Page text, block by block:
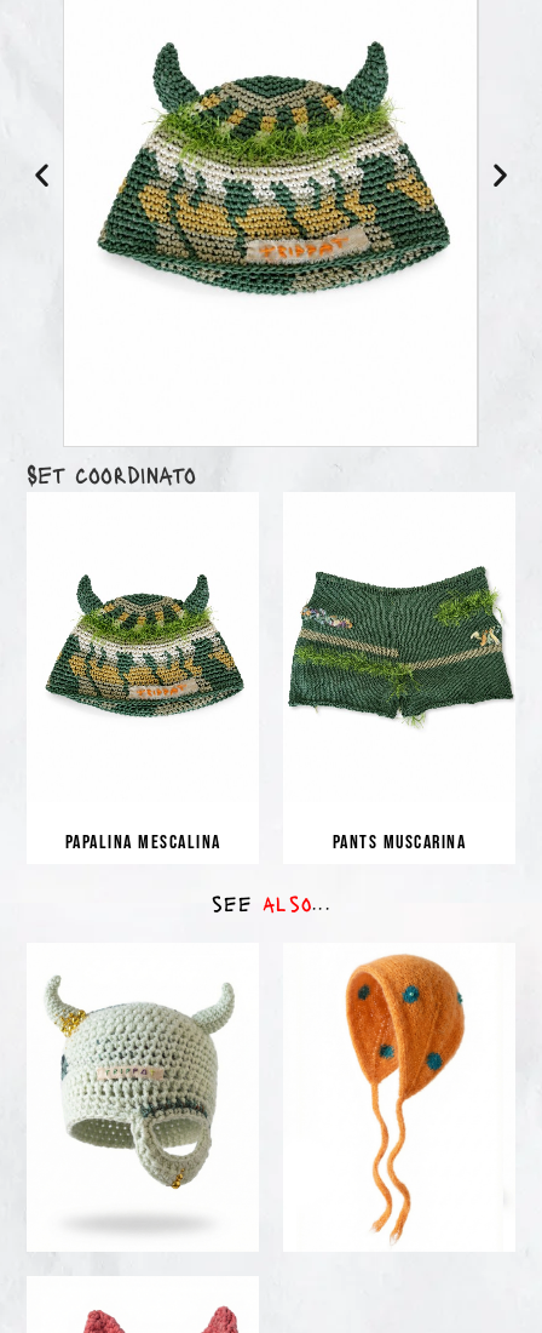
PAPALINA MESCALINA PANTS MUSCARINA
see also...
oni®
– GOLD MINT RITUAL
110,00€
VIEW
DETAILS
accessories
SUN SPIRIT BONNET
85,00€
VIEW
DETAILS